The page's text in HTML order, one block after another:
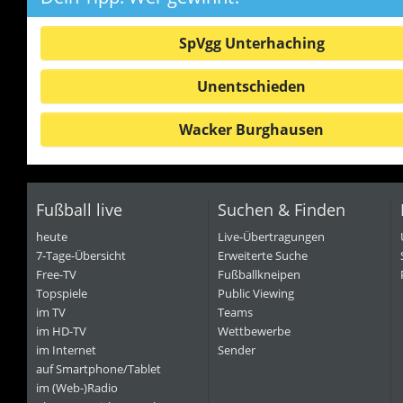
SpVgg Unterhaching
Unentschieden
Wacker Burghausen
Fußball live
heute
7-Tage-Übersicht
Free-TV
Topspiele
im TV
im HD-TV
im Internet
auf Smartphone/Tablet
im (Web-)Radio
Suchen & Finden
Live-Übertragungen
Erweiterte Suche
Fußballkneipen
Public Viewing
Teams
Wettbewerbe
Sender